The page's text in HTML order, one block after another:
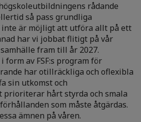
rådande
så pass grundliga
är möjligt att utföra allt på ett
har vi jobbat flitigt på vår
fram till år 2027.
form av FSF:s program för
har otillräckliga och oflexibla
sin utkomst och
prioriterar hårt styrda och smala
som måste åtgärdas.
ämnen på våren.